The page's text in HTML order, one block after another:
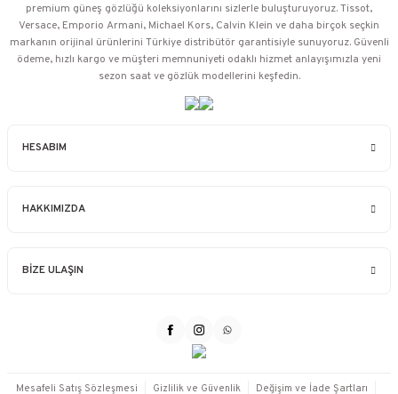
HESABIM
HAKKIMIZDA
BİZE ULAŞIN
premium güneş gözlüğü koleksiyonlarını sizlerle buluşturuyoruz. Tissot,
Versace, Emporio Armani, Michael Kors, Calvin Klein ve daha birçok seçkin
markanın orijinal ürünlerini Türkiye distribütör garantisiyle sunuyoruz. Güvenli
ödeme, hızlı kargo ve müşteri memnuniyeti odaklı hizmet anlayışımızla yeni
sezon saat ve gözlük modellerini keşfedin.
Mesafeli Satış Sözleşmesi Gizlilik ve Güvenlik Değişim ve İade Şartları